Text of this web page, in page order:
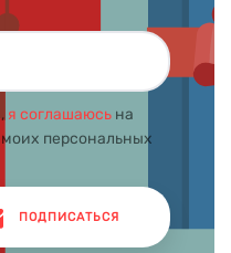
, я соглашаюсь на
моих персональных
ПОДПИСАТЬСЯ